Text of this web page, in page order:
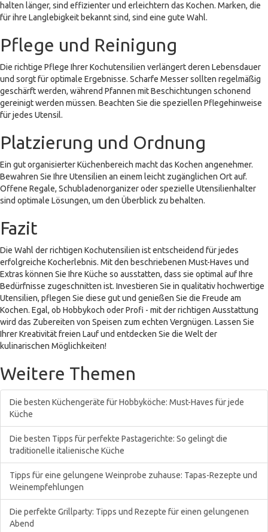
halten länger, sind effizienter und erleichtern das Kochen. Marken, die
für ihre Langlebigkeit bekannt sind, sind eine gute Wahl.
Pflege und Reinigung
Die richtige Pflege Ihrer Kochutensilien verlängert deren Lebensdauer
und sorgt für optimale Ergebnisse. Scharfe Messer sollten regelmäßig
geschärft werden, während Pfannen mit Beschichtungen schonend
gereinigt werden müssen. Beachten Sie die speziellen Pflegehinweise
für jedes Utensil.
Platzierung und Ordnung
Ein gut organisierter Küchenbereich macht das Kochen angenehmer.
Bewahren Sie Ihre Utensilien an einem leicht zugänglichen Ort auf.
Offene Regale, Schubladenorganizer oder spezielle Utensilienhalter
sind optimale Lösungen, um den Überblick zu behalten.
Fazit
Die Wahl der richtigen Kochutensilien ist entscheidend für jedes
erfolgreiche Kocherlebnis. Mit den beschriebenen Must-Haves und
Extras können Sie Ihre Küche so ausstatten, dass sie optimal auf Ihre
Bedürfnisse zugeschnitten ist. Investieren Sie in qualitativ hochwertige
Utensilien, pflegen Sie diese gut und genießen Sie die Freude am
Kochen. Egal, ob Hobbykoch oder Profi - mit der richtigen Ausstattung
wird das Zubereiten von Speisen zum echten Vergnügen. Lassen Sie
Ihrer Kreativität freien Lauf und entdecken Sie die Welt der
kulinarischen Möglichkeiten!
Weitere Themen
Die besten Küchengeräte für Hobbyköche: Must-Haves für jede
Küche
Die besten Tipps für perfekte Pastagerichte: So gelingt die
traditionelle italienische Küche
Tipps für eine gelungene Weinprobe zuhause: Tapas-Rezepte und
Weinempfehlungen
Die perfekte Grillparty: Tipps und Rezepte für einen gelungenen
Abend